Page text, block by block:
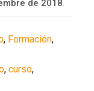
de 2018.
, Formación,
,curso,